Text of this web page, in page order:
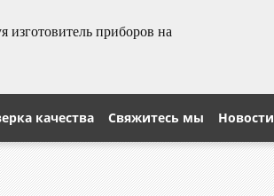
приборов на
качества Свяжитесь мы Новости